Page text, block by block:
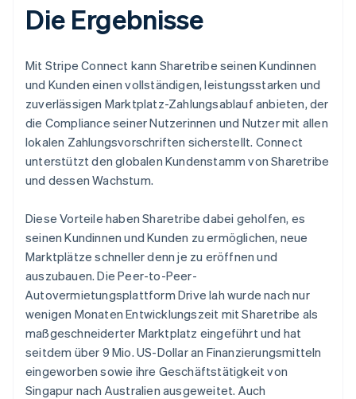
Die Ergebnisse
Mit Stripe Connect kann Sharetribe seinen Kundinnen
und Kunden einen vollständigen, leistungsstarken und
zuverlässigen Marktplatz-Zahlungsablauf anbieten, der
die Compliance seiner Nutzerinnen und Nutzer mit allen
lokalen Zahlungsvorschriften sicherstellt. Connect
unterstützt den globalen Kundenstamm von Sharetribe
und dessen Wachstum.
Diese Vorteile haben Sharetribe dabei geholfen, es
seinen Kundinnen und Kunden zu ermöglichen, neue
Marktplätze schneller denn je zu eröffnen und
auszubauen. Die Peer-to-Peer-
Autovermietungsplattform Drive lah wurde nach nur
wenigen Monaten Entwicklungszeit mit Sharetribe als
maßgeschneiderter Marktplatz eingeführt und hat
seitdem über 9 Mio. US-Dollar an Finanzierungsmitteln
eingeworben sowie ihre Geschäftstätigkeit von
Singapur nach Australien ausgeweitet. Auch